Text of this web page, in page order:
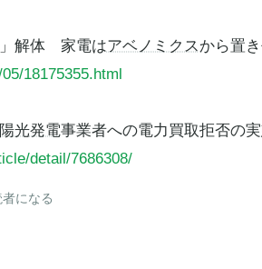
解体 家電はアベノミクスから置
18175355.html
光発電事業者への電力買取拒否の
detail/7686308/
者になる